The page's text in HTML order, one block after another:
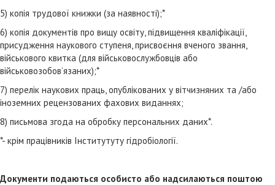
5) копія трудової книжки (за наявності);*
6) копія документів про вищу освіту, підвищення кваліфікації,
присудження наукового ступеня, присвоєння вченого звання,
військового квитка (для військовослужбовців або
військовозобов’язаних);*
7) перелік наукових праць, опублікованих у вітчизняних та /або
іноземних рецензованих фахових виданнях;
8) письмова згода на обробку персональних даних*.
*- крім працівників Інститутуту гідробіології.
Документи подаються особисто або надсилаються поштою